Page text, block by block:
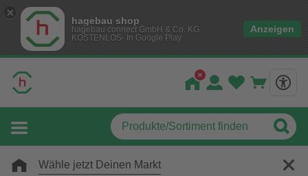
hagebau shop
hagebau connect GmbH & Co. KG
KOSTENLOS- In Google Play
Anzeigen
Wähle jetzt Deinen Markt